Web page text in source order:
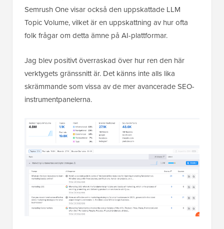
Semrush One visar också den uppskattade LLM
Topic Volume, vilket är en uppskattning av hur ofta
folk frågar om detta ämne på AI-plattformar.
Jag blev positivt överraskad över hur ren den här
verktygets gränssnitt är. Det känns inte alls lika
skrämmande som vissa av de mer avancerade SEO-
instrumentpanelerna.